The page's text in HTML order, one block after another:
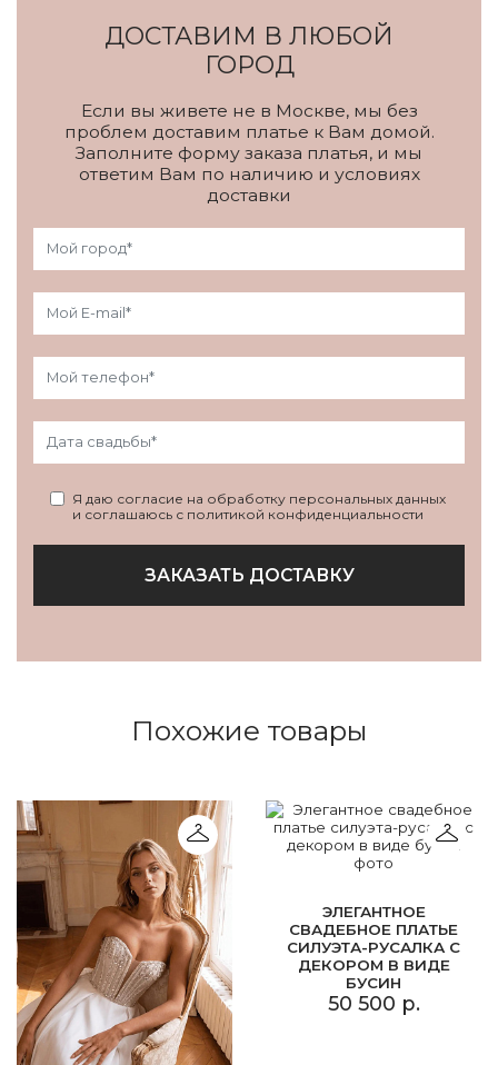
ДОСТАВИМ В ЛЮБОЙ
ГОРОД
Если вы живете не в Москве, мы без
проблем доставим платье к Вам домой.
Заполните форму заказа платья, и мы
ответим Вам по наличию и условиях
доставки
Я даю согласие на обработку персональных данных
и соглашаюсь с политикой конфиденциальности
ЗАКАЗАТЬ ДОСТАВКУ
Похожие товары
ЭЛЕГАНТНОЕ
СВАДЕБНОЕ ПЛАТЬЕ
СИЛУЭТА-РУСАЛКА С
ДЕКОРОМ В ВИДЕ
БУСИН
50 500 р.